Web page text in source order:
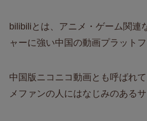
bilibiliとは、アニメ・ゲーム関連
ャーに強い中国の動画プラットフ
中国版ニコニコ動画とも呼ばれ
メファンの人にはなじみのあるサ